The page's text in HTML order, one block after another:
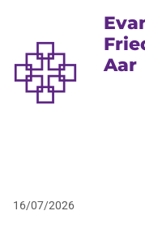
Aar
16/07/2026